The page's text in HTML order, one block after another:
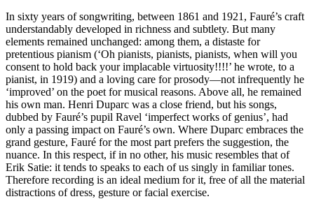
In sixty years of songwriting, between 1861 and 1921, Fauré’s craft
understandably developed in richness and subtlety. But many
elements remained unchanged: among them, a distaste for
pretentious pianism (‘Oh pianists, pianists, pianists, when will you
consent to hold back your implacable virtuosity!!!!’ he wrote, to a
pianist, in 1919) and a loving care for prosody—not infrequently he
‘improved’ on the poet for musical reasons. Above all, he remained
his own man. Henri Duparc was a close friend, but his songs,
dubbed by Fauré’s pupil Ravel ‘imperfect works of genius’, had
only a passing impact on Fauré’s own. Where Duparc embraces the
grand gesture, Fauré for the most part prefers the suggestion, the
nuance. In this respect, if in no other, his music resembles that of
Erik Satie: it tends to speaks to each of us singly in familiar tones.
Therefore recording is an ideal medium for it, free of all the material
distractions of dress, gesture or facial exercise.